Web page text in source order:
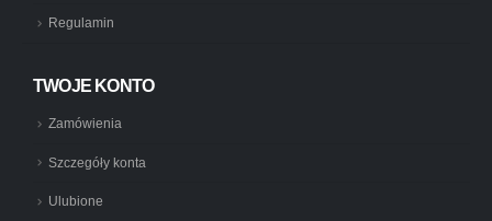
Regulamin
TWOJE KONTO
Zamówienia
Szczegóły konta
Ulubione